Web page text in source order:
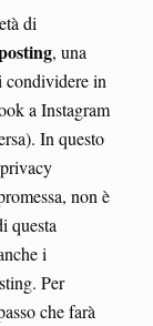
di
, una
condividere in
a Instagram
In questo
non è
questa
i
Per
che farà